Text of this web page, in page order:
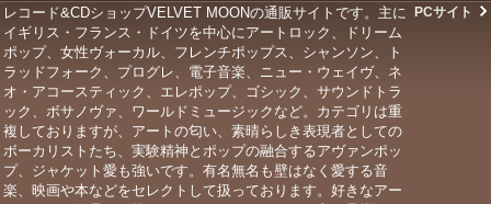
レコード&CDショップVELVET MOONの通販サイトです。主に
イギリス・フランス・ドイツを中心にアートロック、ドリーム
ポップ、女性ヴォーカル、フレンチポップス、シャンソン、ト
ラッドフォーク、プログレ、電子音楽、ニュー・ウェイヴ、ネ
オ・アコースティック、エレポップ、ゴシック、サウンドトラ
ック、ボサノヴァ、ワールドミュージックなど。カテゴリは重
複しておりますが、アートの匂い、素晴らしき表現者としての
ボーカリストたち、実験精神とポップの融合するアヴァンポッ
プ、ジャケット愛も強いです。有名無名も壁はなく愛する音
楽、映画や本などをセレクトして扱っております。好きなアー
PCサイト